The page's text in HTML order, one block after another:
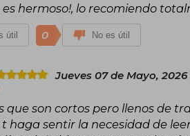
hermoso!, lo recomiendo
útil 0 No es útil
Jueves 07 de Mayo, 2026
que son cortos pero llenos de
haga sentir la necesidad de